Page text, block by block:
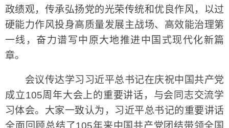
政绩观，传承弘扬党的光荣传统和优良作风，以过
硬能力作风投身高质量发展主战场、高效能治理第
一线，奋力谱写中原大地推进中国式现代化新篇
章。
会议传达学习习近平总书记在庆祝中国共产党
成立105周年大会上的重要讲话，与会同志交流学
习体会。大家一致认为，习近平总书记的重要讲话
全面回顾总结了105年来中国共产党团结带领全国